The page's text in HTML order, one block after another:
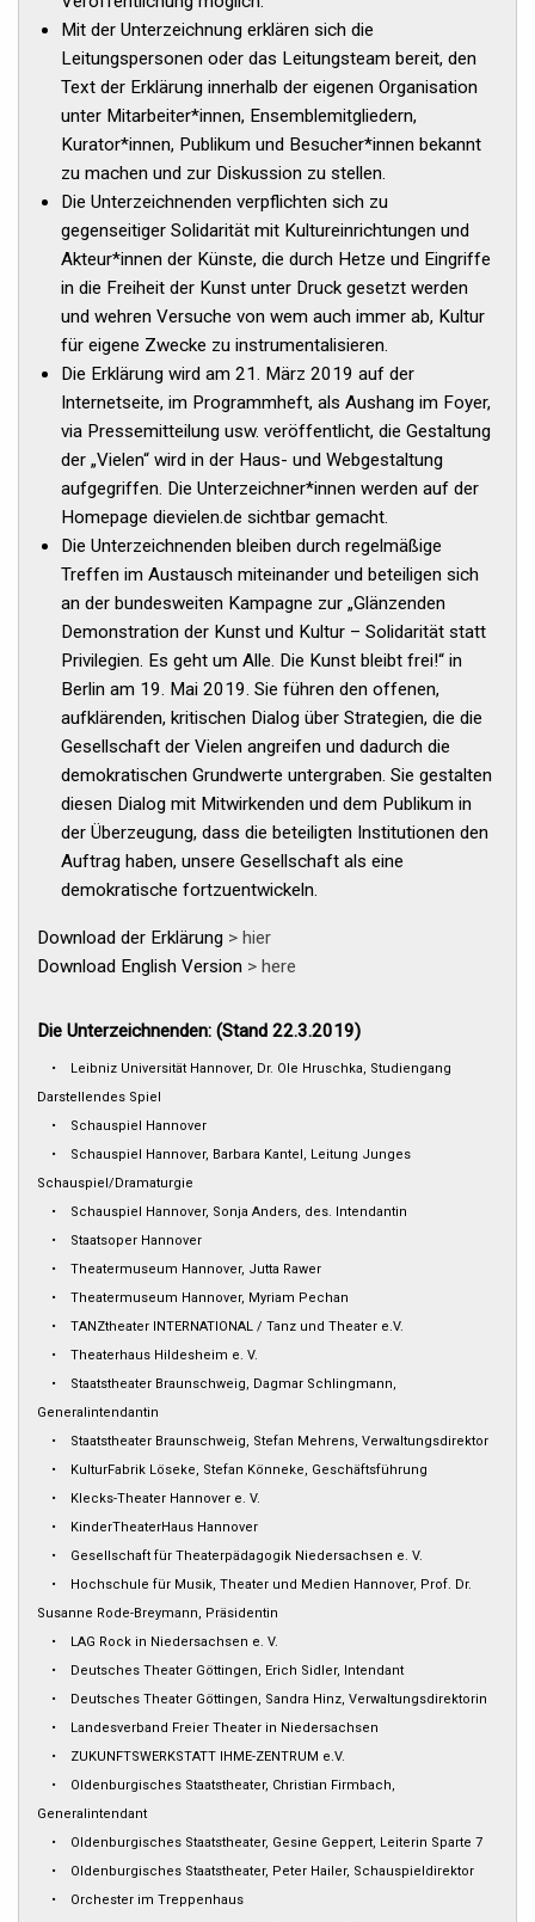
Mit der Unterzeichnung erklären sich die
Leitungspersonen oder das Leitungsteam bereit, den
Text der Erklärung innerhalb der eigenen Organisation
unter Mitarbeiter*innen, Ensemblemitgliedern,
Kurator*innen, Publikum und Besucher*innen bekannt
zu machen und zur Diskussion zu stellen.
Die Unterzeichnenden verpflichten sich zu
gegenseitiger Solidarität mit Kultureinrichtungen und
Akteur*innen der Künste, die durch Hetze und Eingriffe
in die Freiheit der Kunst unter Druck gesetzt werden
und wehren Versuche von wem auch immer ab, Kultur
für eigene Zwecke zu instrumentalisieren.
Die Erklärung wird am 21. März 2019 auf der
Internetseite, im Programmheft, als Aushang im Foyer,
via Pressemitteilung usw. veröffentlicht, die Gestaltung
der „Vielen“ wird in der Haus- und Webgestaltung
aufgegriffen. Die Unterzeichner*innen werden auf der
Homepage dievielen.de sichtbar gemacht.
Die Unterzeichnenden bleiben durch regelmäßige
Treffen im Austausch miteinander und beteiligen sich
an der bundesweiten Kampagne zur „Glänzenden
Demonstration der Kunst und Kultur – Solidarität statt
Privilegien. Es geht um Alle. Die Kunst bleibt frei!“ in
Berlin am 19. Mai 2019. Sie führen den offenen,
aufklärenden, kritischen Dialog über Strategien, die die
Gesellschaft der Vielen angreifen und dadurch die
demokratischen Grundwerte untergraben. Sie gestalten
diesen Dialog mit Mitwirkenden und dem Publikum in
der Überzeugung, dass die beteiligten Institutionen den
Auftrag haben, unsere Gesellschaft als eine
demokratische fortzuentwickeln.
Download der Erklärung > hier
Download English Version > here
Die Unterzeichnenden: (Stand 22.3.2019)
• Leibniz Universität Hannover, Dr. Ole Hruschka, Studiengang
Darstellendes Spiel
• Schauspiel Hannover
• Schauspiel Hannover, Barbara Kantel, Leitung Junges
Schauspiel/Dramaturgie
• Schauspiel Hannover, Sonja Anders, des. Intendantin
• Staatsoper Hannover
• Theatermuseum Hannover, Jutta Rawer
• Theatermuseum Hannover, Myriam Pechan
• TANZtheater INTERNATIONAL / Tanz und Theater e.V.
• Theaterhaus Hildesheim e. V.
• Staatstheater Braunschweig, Dagmar Schlingmann,
Generalintendantin
• Staatstheater Braunschweig, Stefan Mehrens, Verwaltungsdirektor
• KulturFabrik Löseke, Stefan Könneke, Geschäftsführung
• Klecks-Theater Hannover e. V.
• KinderTheaterHaus Hannover
• Gesellschaft für Theaterpädagogik Niedersachsen e. V.
• Hochschule für Musik, Theater und Medien Hannover, Prof. Dr.
Susanne Rode-Breymann, Präsidentin
• LAG Rock in Niedersachsen e. V.
• Deutsches Theater Göttingen, Erich Sidler, Intendant
• Deutsches Theater Göttingen, Sandra Hinz, Verwaltungsdirektorin
• Landesverband Freier Theater in Niedersachsen
• ZUKUNFTSWERKSTATT IHME-ZENTRUM e.V.
• Oldenburgisches Staatstheater, Christian Firmbach,
Generalintendant
• Oldenburgisches Staatstheater, Gesine Geppert, Leiterin Sparte 7
• Oldenburgisches Staatstheater, Peter Hailer, Schauspieldirektor
• Orchester im Treppenhaus